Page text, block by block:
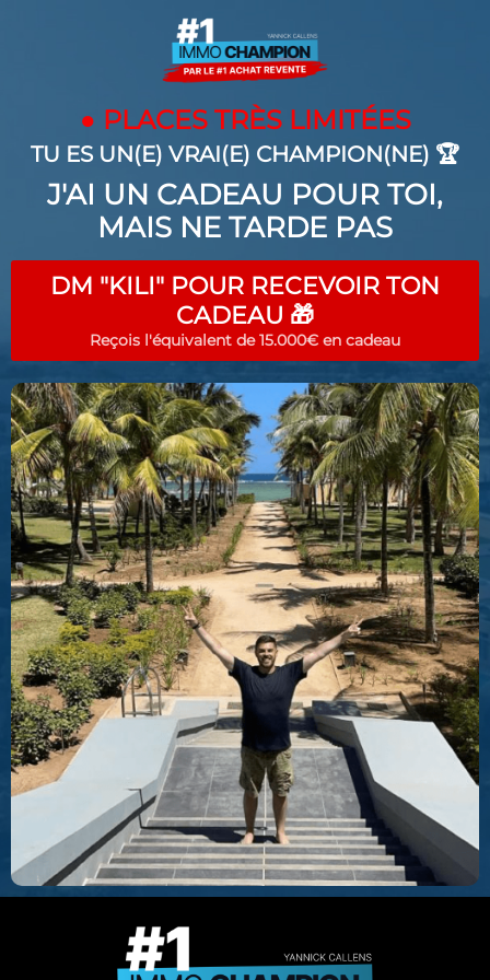
● PLACES TRÈS LIMITÉES
TU ES UN(E) VRAI(E) CHAMPION(NE) 🏆
J'AI UN CADEAU POUR TOI,
MAIS NE TARDE PAS
DM "KILI" POUR RECEVOIR TON
CADEAU 🎁
Reçois l'équivalent de 15.000€ en cadeau